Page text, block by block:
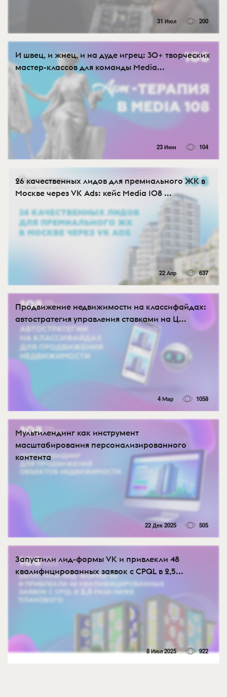
31 Июл 200
И швец, и жнец, и на дуде игрец: 30+ творческих
мастер-классов для команды Media...
23 Июн 104
26 качественных лидов для премиального ЖК в
Москве через VK Ads: кейс Media 108 ...
22 Апр 637
Продвижение недвижимости на классифайдах:
автостратегия управления ставками на Ц...
4 Мар 1058
Мультилендинг как инструмент
масштабирования персонализированного
контента
22 Дек 2025 505
Запустили лид-формы VK и привлекли 48
квалифицированных заявок с CPQL в 2,5...
8 Июл 2025 922